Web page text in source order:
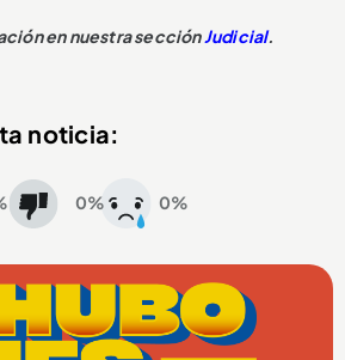
en nuestra secciónJudicial.
noticia:
0% 0%